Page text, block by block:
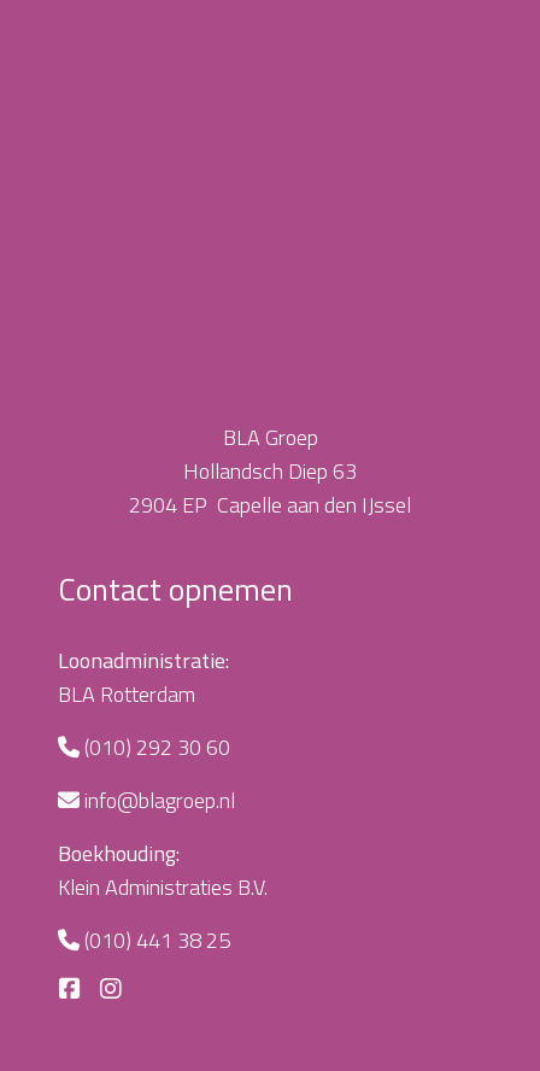
BLA Groep
Hollandsch Diep 63
2904 EP Capelle aan den IJssel
Contact opnemen
Loonadministratie:
BLA Rotterdam
(010) 292 30 60
info@blagroep.nl
Boekhouding:
Klein Administraties B.V.
(010) 441 38 25